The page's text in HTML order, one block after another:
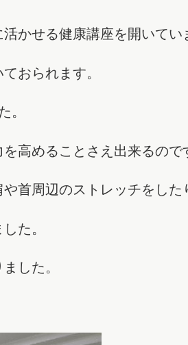
かせる健康講座を開いてい
おられます。
。
高めることさえ出来るので
首周辺のストレッチをした
た。
した。